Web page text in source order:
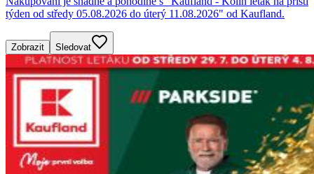
týden od středy 05.08.2026 do úterý 11.08.2026" od Kaufland.
Zobrazit Sledovat